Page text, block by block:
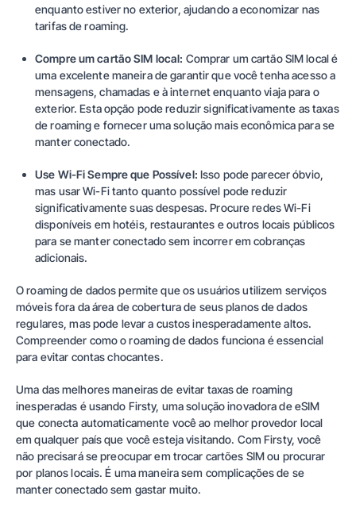
enquanto estiver no exterior, ajudando a economizar nas
tarifas de roaming.
Compre um cartão SIM local: Comprar um cartão SIM local é
uma excelente maneira de garantir que você tenha acesso a
mensagens, chamadas e à internet enquanto viaja para o
exterior. Esta opção pode reduzir significativamente as taxas
de roaming e fornecer uma solução mais econômica para se
manter conectado.
Use Wi-Fi Sempre que Possível: Isso pode parecer óbvio,
mas usar Wi-Fi tanto quanto possível pode reduzir
significativamente suas despesas. Procure redes Wi-Fi
disponíveis em hotéis, restaurantes e outros locais públicos
para se manter conectado sem incorrer em cobranças
adicionais.
O roaming de dados permite que os usuários utilizem serviços
móveis fora da área de cobertura de seus planos de dados
regulares, mas pode levar a custos inesperadamente altos.
Compreender como o roaming de dados funciona é essencial
para evitar contas chocantes.
Uma das melhores maneiras de evitar taxas de roaming
inesperadas é usando Firsty, uma solução inovadora de eSIM
que conecta automaticamente você ao melhor provedor local
em qualquer país que você esteja visitando. Com Firsty, você
não precisará se preocupar em trocar cartões SIM ou procurar
por planos locais. É uma maneira sem complicações de se
manter conectado sem gastar muito.